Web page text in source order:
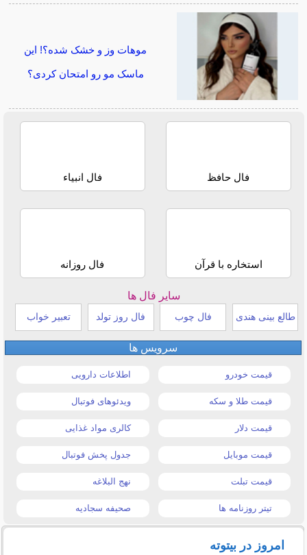
موهات وز و خشک شده؟! این
ماسک مو رو امتحان کردی؟
فال حافظ فال انبیاء
استخاره با قرآن فال روزانه
سایر فال ها
طالع بینی هندی فال چوب فال روز تولد تعبیر خواب
سرویس ها
قیمت خودرو اطلاعات دارویی
قیمت طلا و سکه ویدئوهای فوتبال
قیمت دلار کالری مواد غذایی
قیمت موبایل جدول پخش فوتبال
قیمت تبلت نهج البلاغه
تیتر روزنامه ها صحیفه سجادیه
امروز در بیتوته